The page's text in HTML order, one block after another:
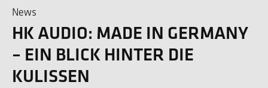
EN DE
News
HK AUDIO: MADE IN GERMANY
– EIN BLICK HINTER DIE
KULISSEN